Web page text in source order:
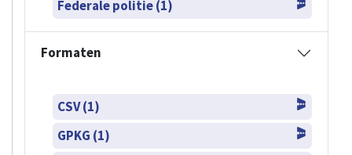
Federale politie (1)
Formaten
CSV (1)
GPKG (1)